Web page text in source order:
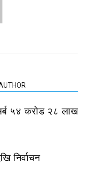
५४ करोड २८ लाख
निर्वाचन